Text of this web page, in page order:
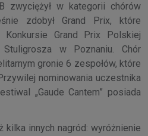
zwyciężył w kategorii chórów
zdobył Grand Prix, które
Konkursie Grand Prix Polskiej
w Poznaniu. Chór
gronie 6 zespołów, które
nominowania uczestnika
„Gaude Cantem” posiada
kilka innych nagród: wyróżnienie